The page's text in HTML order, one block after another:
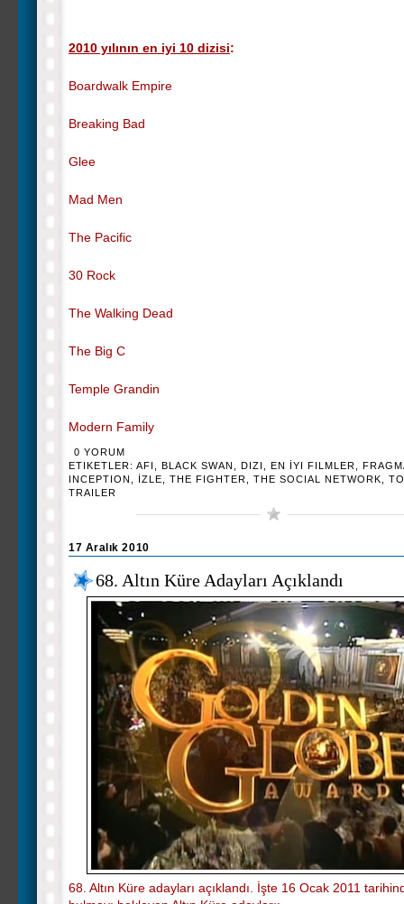
2010 yılının en iyi 10 dizisi:
Boardwalk Empire
Breaking Bad
Glee
Mad Men
The Pacific
30 Rock
The Walking Dead
The Big C
Temple Grandin
Modern Family
0 YORUM
ETIKETLER: AFI BLACK SWAN DIZI EN İYI FILMLER
INCEPTION
İZLE THE FIGHTER THE SOCIAL NETWORK
TRAILER
17 Aralık 2010
68. Altın Küre Adayları Açıklandı
68. Altın Küre adayları açıklandı. İşte 16 Ocak 2011